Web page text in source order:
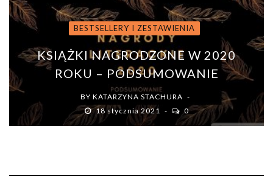
BESTSELLERY I ZESTAWIENIA
KSIĄŻKI NAGRODZONE W 2020
ROKU – PODSUMOWANIE
BY KATARZYNA STACHURA
18 stycznia 2021
0